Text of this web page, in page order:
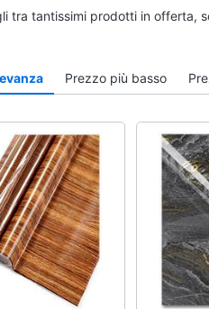
tra tantissimi prodotti in offerta,
Prezzo più basso